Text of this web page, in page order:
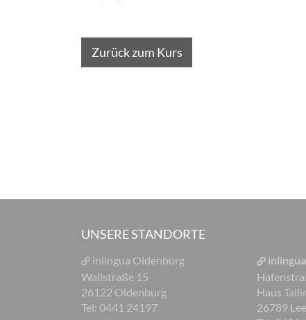
Zurück zum Kurs
UNSERE STANDORTE
inlingua Oldenburg
Wallstraße 15
26122 Oldenburg
Tel: 0441 24197
Haus
26789